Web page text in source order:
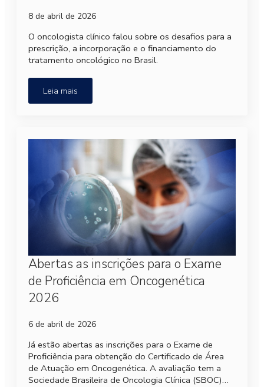
8 de abril de 2026
O oncologista clínico falou sobre os desafios para a
prescrição, a incorporação e o financiamento do
tratamento oncológico no Brasil.
Leia mais
Abertas as inscrições para o Exame
de Proficiência em Oncogenética
2026
6 de abril de 2026
Já estão abertas as inscrições para o Exame de
Proficiência para obtenção do Certificado de Área
de Atuação em Oncogenética. A avaliação tem a
Sociedade Brasileira de Oncologia Clínica (SBOC)…